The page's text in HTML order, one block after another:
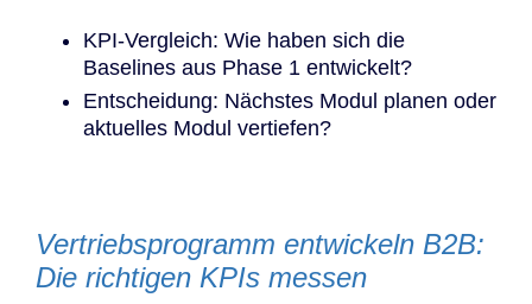
KPI-Vergleich: Wie haben sich die
Baselines aus Phase 1 entwickelt?
Entscheidung: Nächstes Modul planen oder
aktuelles Modul vertiefen?
Vertriebsprogramm entwickeln B2B:
Die richtigen KPIs messen